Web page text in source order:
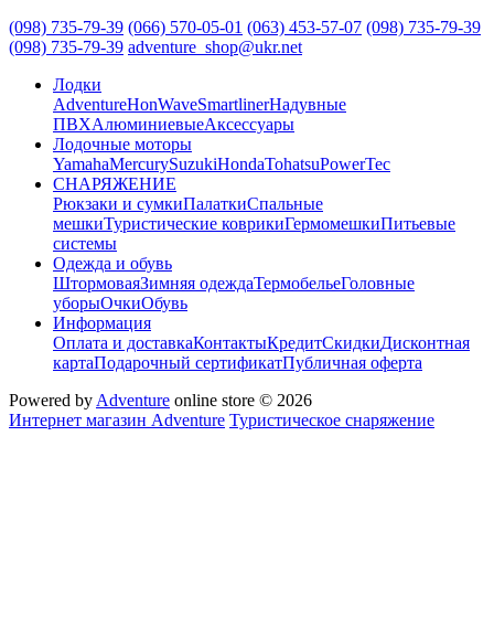
(098) 735-79-39 (066) 570-05-01 (063) 453-57-07 (098) 735-79-39
(098) 735-79-39 adventure_shop@ukr.net
Лодки
AdventureHonWaveSmartlinerНадувные
ПВХАлюминиевыеАксессуары
Лодочные моторы
YamahaMercurySuzukiHondaTohatsuPowerTec
СНАРЯЖЕНИЕ
Рюкзаки и сумкиПалаткиСпальные
мешкиТуристические коврикиГермомешкиПитьевые
системы
Одежда и обувь
ШтормоваяЗимняя одеждаТермобельеГоловные
уборыОчкиОбувь
Информация
Оплата и доставкаКонтактыКредитСкидкиДисконтная
картаПодарочный сертификатПубличная оферта
Powered by Adventure online store © 2026
Интернет магазин Adventure Туристическое снаряжение